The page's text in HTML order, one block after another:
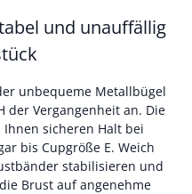
und unauffällig
unbequeme Metallbügel
der Vergangenheit an. Die
sicheren Halt bei
bis Cupgröße E. Weich
stabilisieren und
Brust auf angenehme